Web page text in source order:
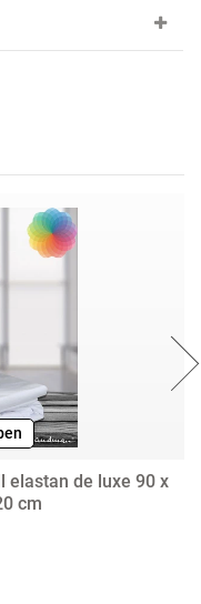
elastan de luxe 90 x
cm